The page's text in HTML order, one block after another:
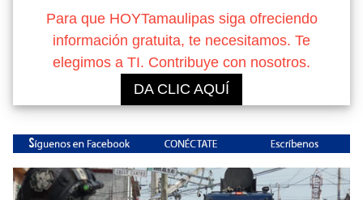
Para que HOYTamaulipas siga ofreciendo
información gratuita, te necesitamos. Te
elegimos a TI. Contribuye con nosotros.
DA CLIC AQUÍ